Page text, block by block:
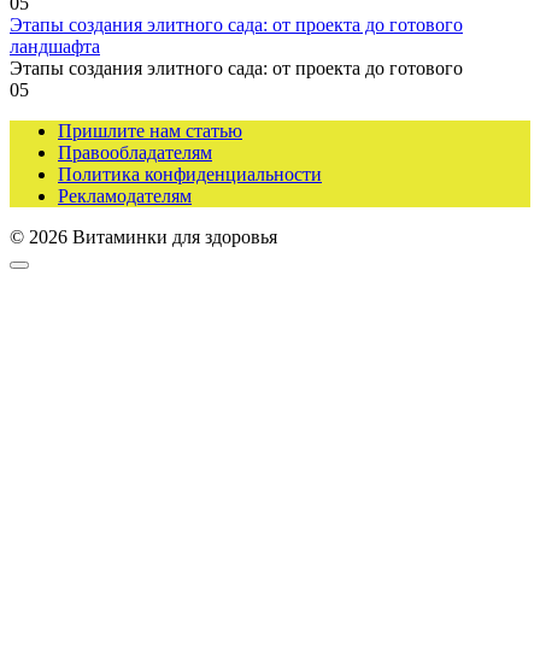
Этапы создания элитного сада: от проекта до готового
ландшафта
Этапы создания элитного сада: от проекта до готового
05
Пришлите нам статью
Правообладателям
Политика конфиденциальности
Рекламодателям
© 2026 Витаминки для здоровья